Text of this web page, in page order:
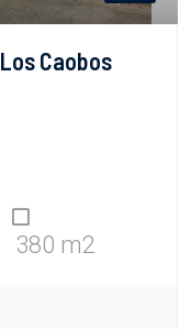
Caobos
380 m2